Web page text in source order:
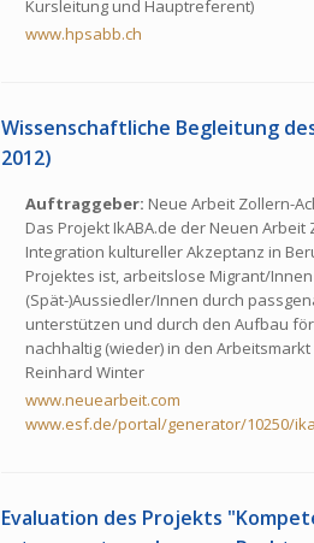
Kursleitung und Hauptreferent)
www.hpsabb.ch
Wis­sen­schaft­li­che Begleitung
2012)
Auftraggeber: Neue Arbeit Zol­lern-
Das Projekt IkABA.​de der Neuen
Integration kultureller Akzeptanz in
Projektes ist, arbeitslose Migrant/
(Spät-)Aussiedler/Innen durch
unterstützen und durch den Aufbau
nachhaltig (wieder) in den
Reinhard Winter
www.​neuearbeit.​com
www.​esf.​de/​portal/​generator/​10250/​
Evaluation des Projekts